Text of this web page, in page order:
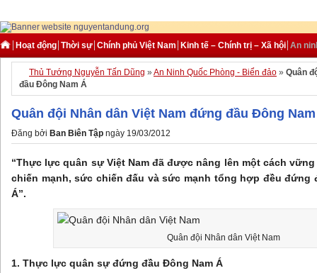
Hoạt động Thời sự Chính phủ Việt Nam Kinh tế – Chính trị – Xã hội An
Thủ Tướng Nguyễn Tấn Dũng » An Ninh Quốc Phòng - Biển đảo » Quân
đầu Đông Nam Á
Quân đội Nhân dân Việt Nam đứng đầu Đông
Đăng bởi Ban Biên Tập ngày 19/03/2012
“Thực lực quân sự Việt Nam đã được nâng lên một cách
chiến mạnh, sức chiến đấu và sức mạnh tổng hợp đều đứng
Á”.
Quân đội Nhân dân Việt Nam
1. Thực lực quân sự đứng đầu Đông Nam Á